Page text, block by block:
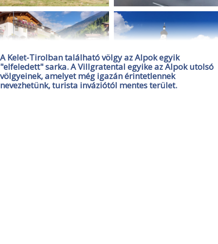
A Kelet-Tirolban található völgy az Alpok egyik
"elfeledett" sarka. A Villgratental egyike az Alpok utolsó
völgyeinek, amelyet még igazán érintetlennek
nevezhetünk, turista inváziótól mentes terület.